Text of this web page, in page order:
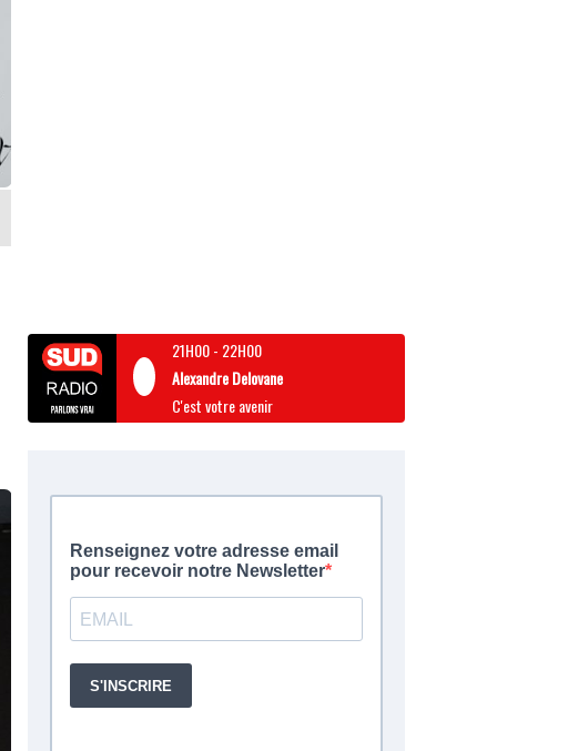
21H00- 22H00
Alexandre Delovane
C'est votre avenir